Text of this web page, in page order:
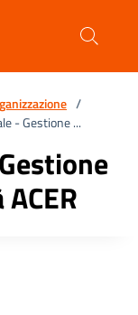
/
- Gestione ...